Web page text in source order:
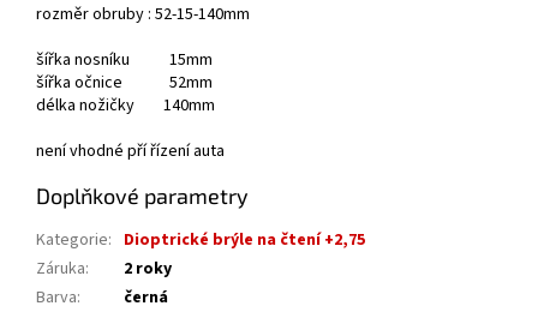
rozměr obruby : 52-15-140mm
šířka nosníku 15mm
šířka očnice 52mm
délka nožičky 140mm
není vhodné pří řízení auta
Doplňkové parametry
Kategorie: Dioptrické brýle na čtení +2,75
Záruka:
2 roky
Barva:
černá